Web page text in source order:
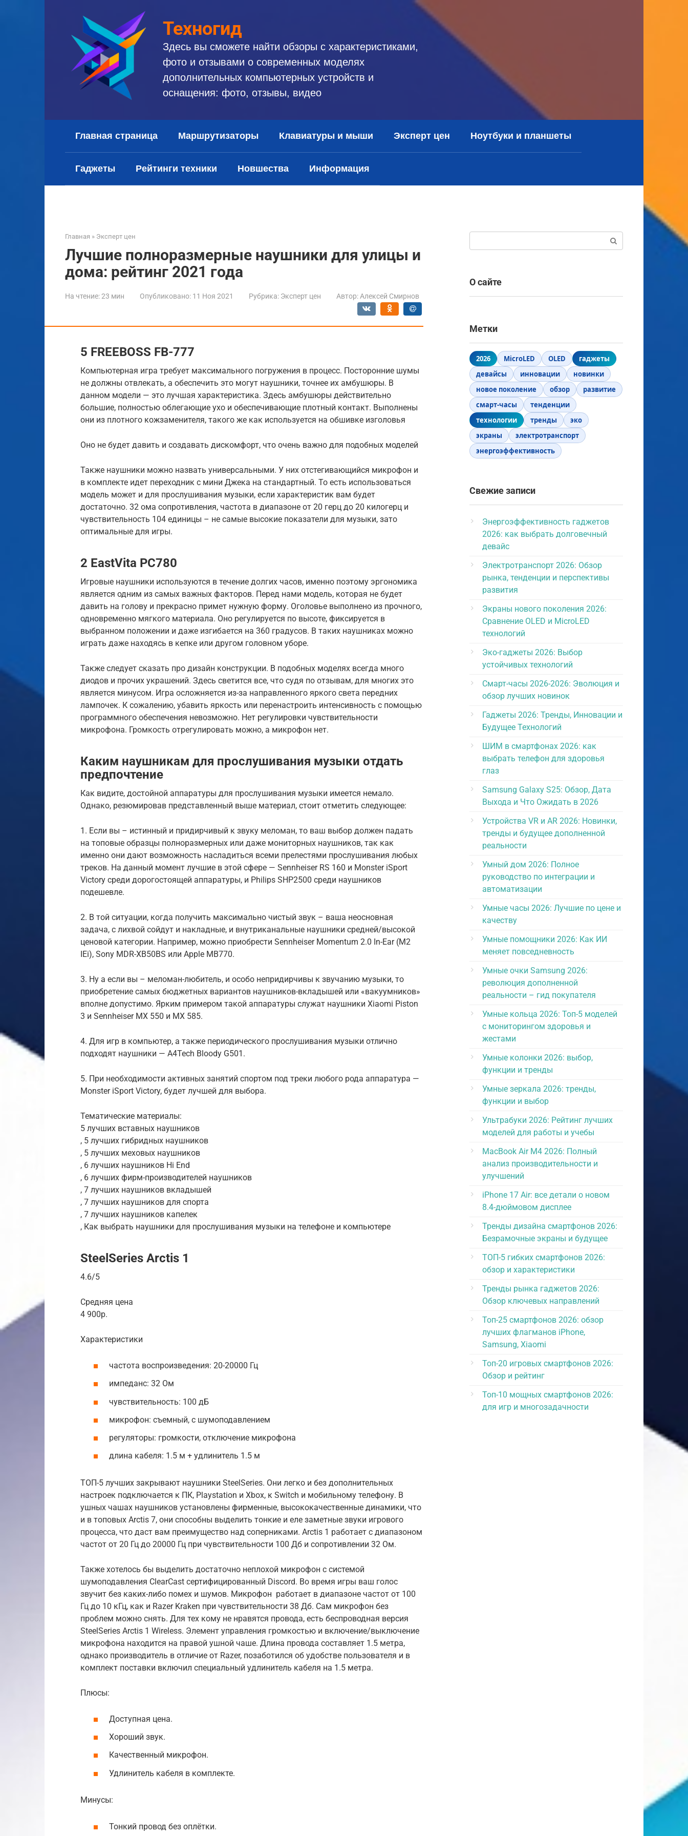
Техногид
Здесь вы сможете найти обзоры с характеристиками,
фото и отзывами о современных моделях
дополнительных компьютерных устройств и
оснащения: фото, отзывы, видео
Главная страница Маршрутизаторы Клавиатуры и мыши Эксперт цен Ноутбуки и планшеты
Гаджеты Рейтинги техники Новшества Информация
Главная » Эксперт цен
Лучшие полноразмерные наушники для улицы и
дома: рейтинг 2021 года
На чтение:23 мин Опубликовано: 11 Ноя 2021 Рубрика: Эксперт цен Автор: Алексей Смирнов
5 FREEBOSS FB-777
Компьютерная игра требует максимального погружения в процесс. Посторонние шумы
не должны отвлекать, а обеспечить это могут наушники, точнее их амбушюры. В
данном модели — это лучшая характеристика. Здесь амбушюры действительно
большие, полностью облегающие ухо и обеспечивающие плотный контакт. Выполнены
они из плотного кожзаменителя, такого же как используется на обшивке изголовья
Оно не будет давить и создавать дискомфорт, что очень важно для подобных моделей
Также наушники можно назвать универсальными. У них отстегивающийся микрофон и
в комплекте идет переходник с мини Джека на стандартный. То есть использоваться
модель может и для прослушивания музыки, если характеристик вам будет
достаточно. 32 ома сопротивления, частота в диапазоне от 20 герц до 20 килогерц и
чувствительность 104 единицы – не самые высокие показатели для музыки, зато
оптимальные для игры.
2 EastVita PC780
Игровые наушники используются в течение долгих часов, именно поэтому эргономика
является одним из самых важных факторов. Перед нами модель, которая не будет
давить на голову и прекрасно примет нужную форму. Оголовье выполнено из прочного,
одновременно мягкого материала. Оно регулируется по высоте, фиксируется в
выбранном положении и даже изгибается на 360 градусов. В таких наушниках можно
играть даже находясь в кепке или другом головном уборе.
Также следует сказать про дизайн конструкции. В подобных моделях всегда много
диодов и прочих украшений. Здесь светится все, что судя по отзывам, для многих это
является минусом. Игра осложняется из-за направленного яркого света передних
лампочек. К сожалению, убавить яркость или перенастроить интенсивность с помощью
программного обеспечения невозможно. Нет регулировки чувствительности
микрофона. Громкость отрегулировать можно, а микрофон нет.
Каким наушникам для прослушивания музыки отдать
предпочтение
Как видите, достойной аппаратуры для прослушивания музыки имеется немало.
Однако, резюмировав представленный выше материал, стоит отметить следующее:
1. Если вы – истинный и придирчивый к звуку меломан, то ваш выбор должен падать
на топовые образцы полноразмерных или даже мониторных наушников, так как
именно они дают возможность насладиться всеми прелестями прослушивания любых
треков. На данный момент лучшие в этой сфере — Sennheiser RS 160 и Monster iSport
Victory среди дорогостоящей аппаратуры, и Philips SHP2500 среди наушников
подешевле.
2. В той ситуации, когда получить максимально чистый звук – ваша неосновная
задача, с лихвой сойдут и накладные, и внутриканальные наушники средней/высокой
ценовой категории. Например, можно приобрести Sennheiser Momentum 2.0 In-Ear (M2
IEi), Sony MDR-XB50BS или Apple MB770.
3. Ну а если вы – меломан-любитель, и особо непридирчивы к звучанию музыки, то
приобретение самых бюджетных вариантов наушников-вкладышей или «вакуумников»
вполне допустимо. Ярким примером такой аппаратуры служат наушники Xiaomi Piston
3 и Sennheiser MX 550 и MX 585.
4. Для игр в компьютер, а также периодического прослушивания музыки отлично
подходят наушники — A4Tech Bloody G501.
5. При необходимости активных занятий спортом под треки любого рода аппаратура —
Monster iSport Victory, будет лучшей для выбора.
Тематические материалы:
5 лучших вставных наушников
, 5 лучших гибридных наушников
, 5 лучших меховых наушников
, 6 лучших наушников Hi End
, 6 лучших фирм-производителей наушников
, 7 лучших наушников вкладышей
, 7 лучших наушников для спорта
, 7 лучших наушников капелек
, Как выбрать наушники для прослушивания музыки на телефоне и компьютере
SteelSeries Arctis 1
4.6/5
Средняя цена
4 900р.
Характеристики
частота воспроизведения: 20-20000 Гц
импеданс: 32 Ом
чувствительность: 100 дБ
микрофон: съемный, с шумоподавлением
регуляторы: громкости, отключение микрофона
длина кабеля: 1.5 м + удлинитель 1.5 м
ТОП-5 лучших закрывают наушники SteelSeries. Они легко и без дополнительных
настроек подключается к ПК, Playstation и Xbox, к Switch и мобильному телефону. В
ушных чашах наушников установлены фирменные, высококачественные динамики, что
и в топовых Arctis 7, они способны выделить тонкие и еле заметные звуки игрового
процесса, что даст вам преимущество над соперниками. Arctis 1 работает с диапазоном
частот от 20 Гц до 20000 Гц при чувствительности 100 Дб и сопротивлении 32 Ом.
Также хотелось бы выделить достаточно неплохой микрофон с системой
шумоподавления ClearCast сертифицированный Discord. Во время игры ваш голос
звучит без каких-либо помех и шумов. Микрофон работает в диапазоне частот от 100
Гц до 10 кГц, как и Razer Kraken при чувствительности 38 Дб. Сам микрофон без
проблем можно снять. Для тех кому не нравятся провода, есть беспроводная версия
SteelSeries Arctis 1 Wireless. Элемент управления громкостью и включение/выключение
микрофона находится на правой ушной чаше. Длина провода составляет 1.5 метра,
однако производитель в отличие от Razer, позаботился об удобстве пользователя и в
комплект поставки включил специальный удлинитель кабеля на 1.5 метра.
Плюсы:
Доступная цена.
Хороший звук.
Качественный микрофон.
Удлинитель кабеля в комплекте.
Минусы:
Тонкий провод без оплётки.
О сайте
Метки
2026 MicroLED OLED
гаджеты
девайсы
инновации
новинки
новое поколение
обзор
развитие
смарт-часы
тенденции
технологии
тренды
эко
экраны
электротранспорт
энергоэффективность
Свежие записи
Энергоэффективность гаджетов
2026: как выбрать долговечный
девайс
Электротранспорт 2026: Обзор
рынка, тенденции и перспективы
развития
Экраны нового поколения 2026:
Сравнение OLED и MicroLED
технологий
Эко-гаджеты 2026: Выбор
устойчивых технологий
Смарт-часы 2026-2026: Эволюция и
обзор лучших новинок
Гаджеты 2026: Тренды, Инновации и
Будущее Технологий
ШИМ в смартфонах 2026: как
выбрать телефон для здоровья
глаз
Samsung Galaxy S25: Обзор, Дата
Выхода и Что Ожидать в 2026
Устройства VR и AR 2026: Новинки,
тренды и будущее дополненной
реальности
Умный дом 2026: Полное
руководство по интеграции и
автоматизации
Умные часы 2026: Лучшие по цене и
качеству
Умные помощники 2026: Как ИИ
меняет повседневность
Умные очки Samsung 2026:
революция дополненной
реальности – гид покупателя
Умные кольца 2026: Топ-5 моделей
с мониторингом здоровья и
жестами
Умные колонки 2026: выбор,
функции и тренды
Умные зеркала 2026: тренды,
функции и выбор
Ультрабуки 2026: Рейтинг лучших
моделей для работы и учебы
MacBook Air M4 2026: Полный
анализ производительности и
улучшений
iPhone 17 Air: все детали о новом
8.4-дюймовом дисплее
Тренды дизайна смартфонов 2026:
Безрамочные экраны и будущее
ТОП-5 гибких смартфонов 2026:
обзор и характеристики
Тренды рынка гаджетов 2026:
Обзор ключевых направлений
Топ-25 смартфонов 2026: обзор
лучших флагманов iPhone,
Samsung, Xiaomi
Топ-20 игровых смартфонов 2026:
Обзор и рейтинг
Топ-10 мощных смартфонов 2026:
для игр и многозадачности